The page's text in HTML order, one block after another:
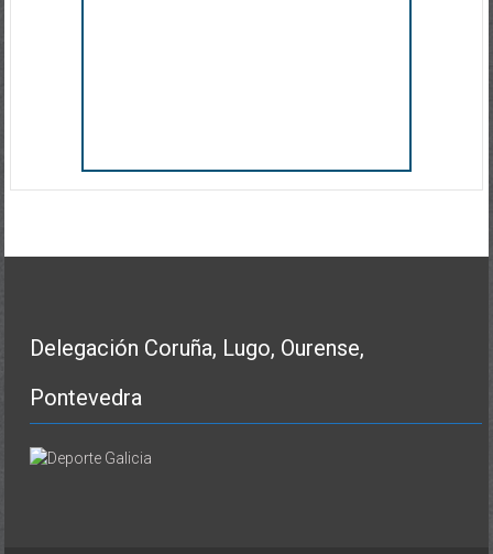
Delegación Coruña, Lugo, Ourense,
Pontevedra